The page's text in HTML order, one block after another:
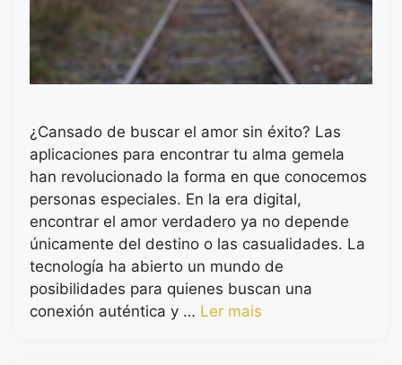
¿Cansado de buscar el amor sin éxito? Las
aplicaciones para encontrar tu alma gemela
han revolucionado la forma en que conocemos
personas especiales. En la era digital,
encontrar el amor verdadero ya no depende
únicamente del destino o las casualidades. La
tecnología ha abierto un mundo de
posibilidades para quienes buscan una
conexión auténtica y … Ler mais